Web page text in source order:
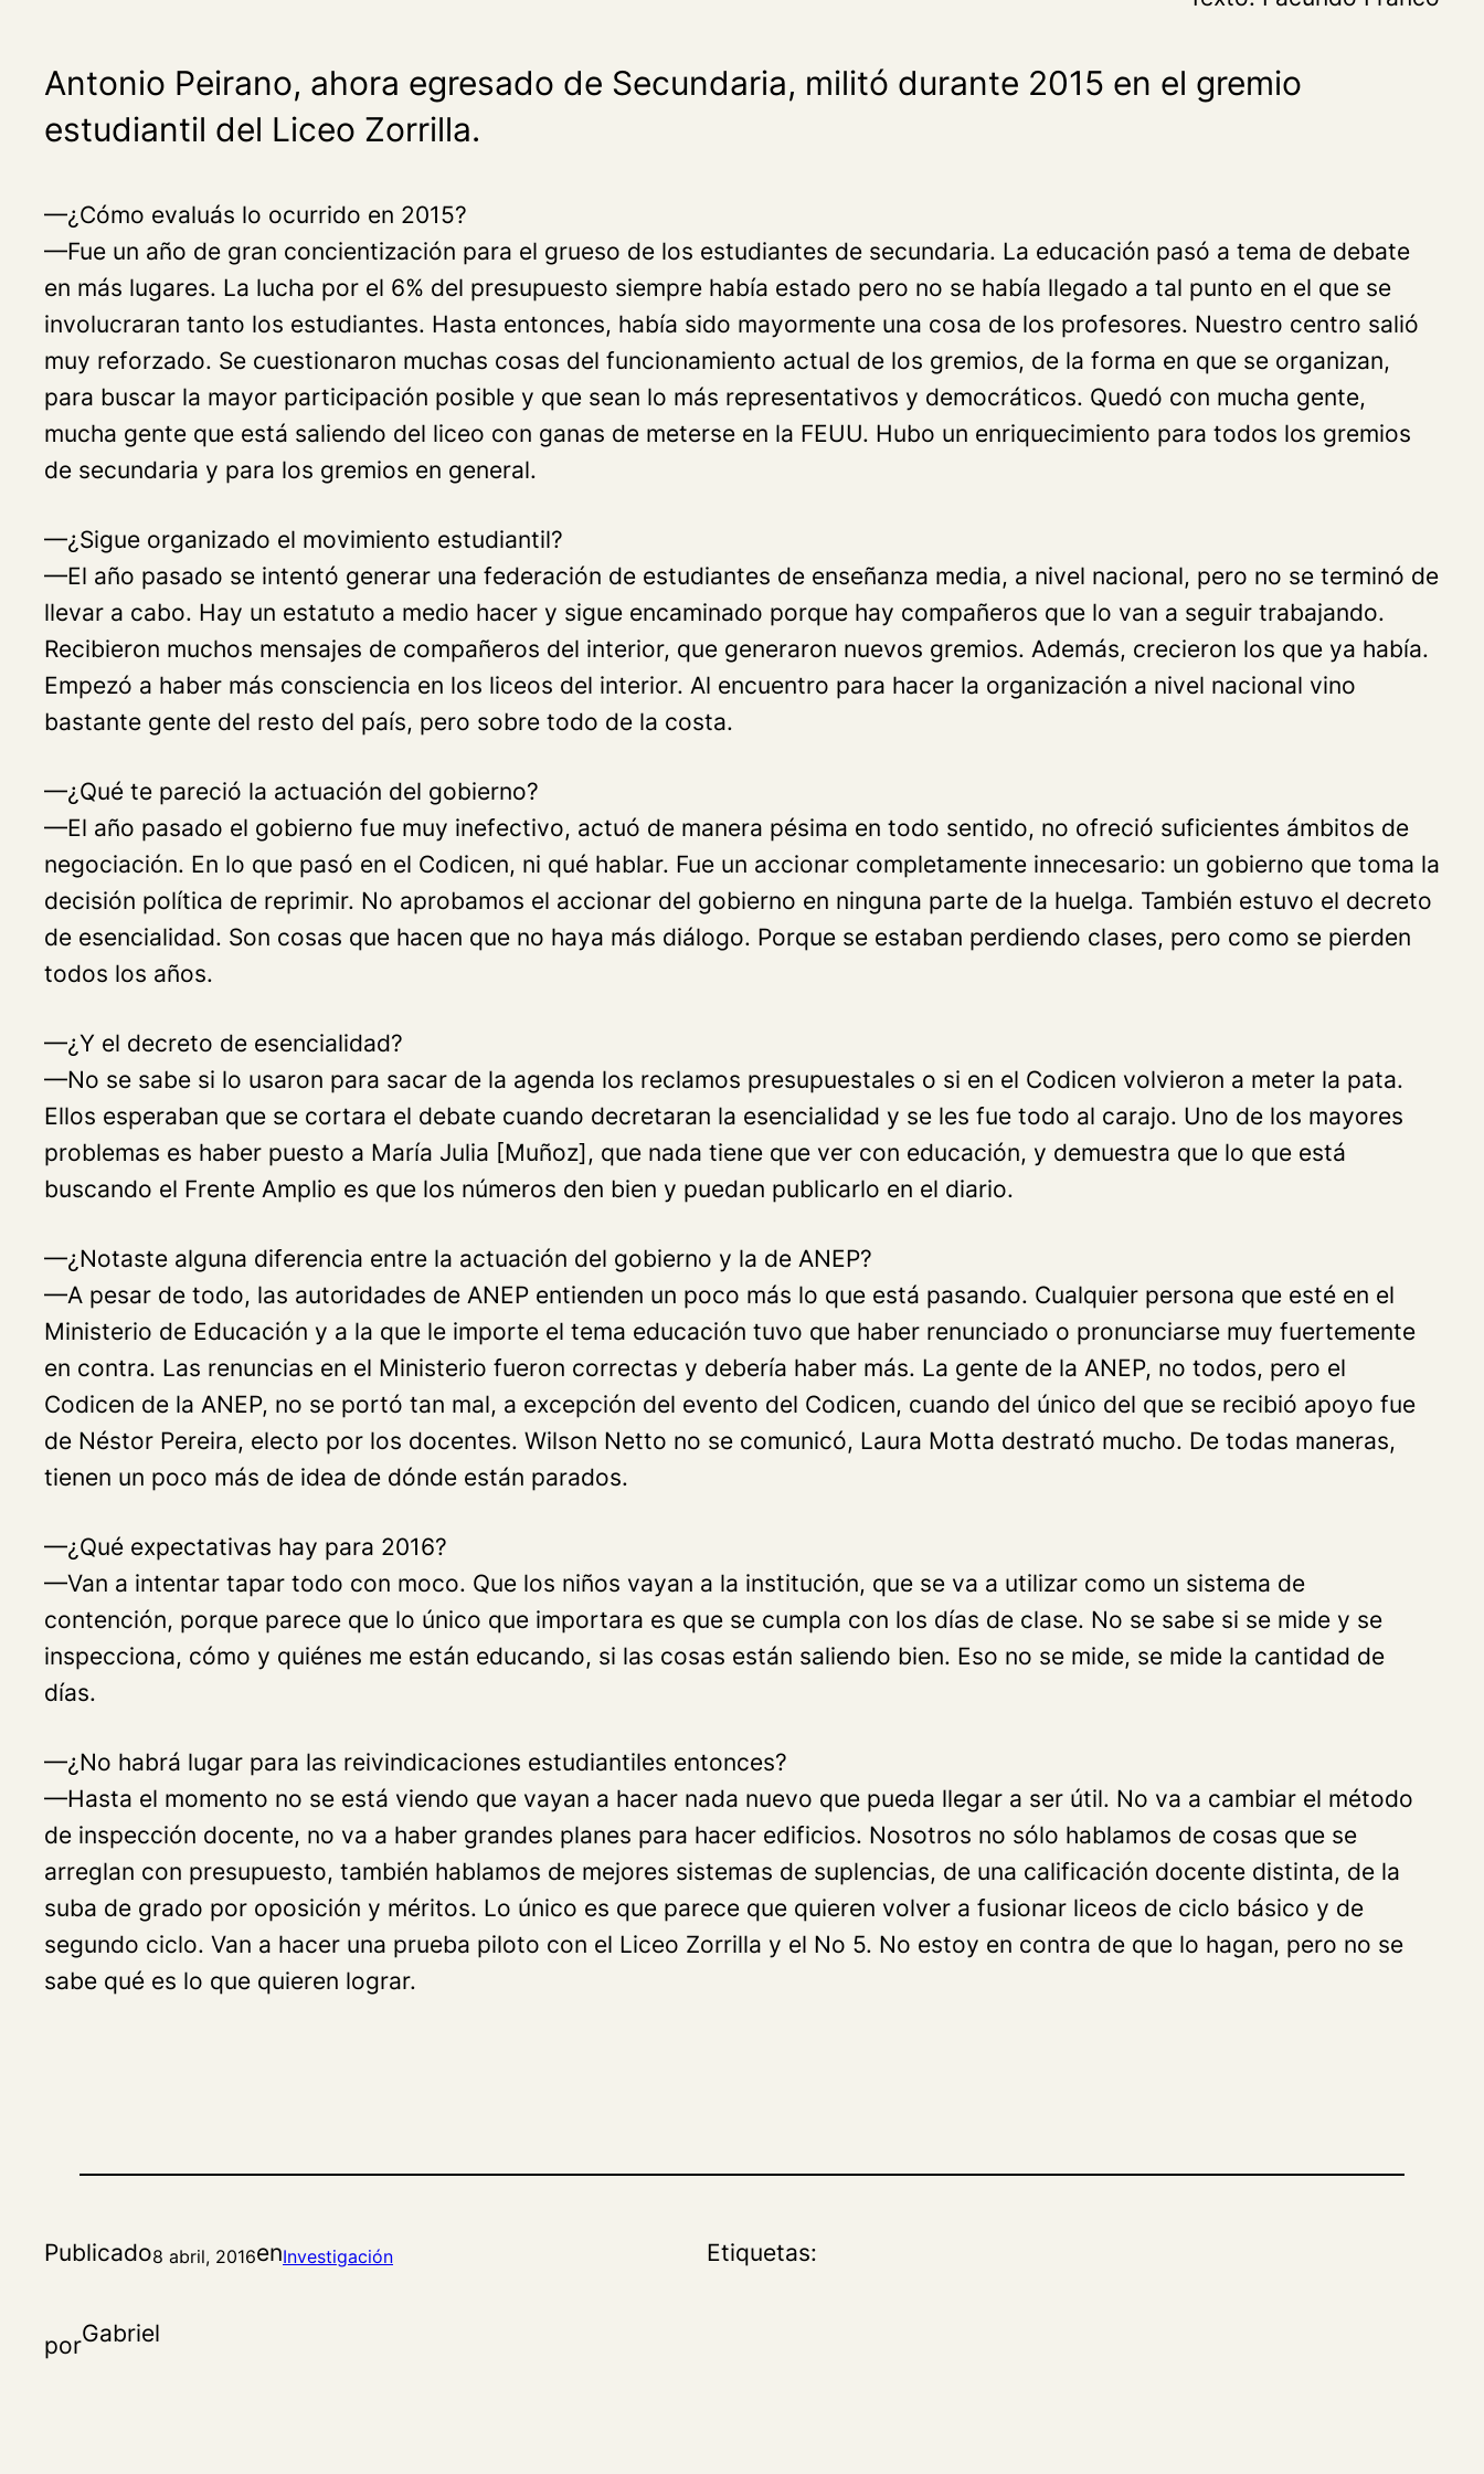
Antonio Peirano, ahora egresado de Secundaria, militó durante 2015 en el gremio
estudiantil del Liceo Zorrilla.
—¿Cómo evaluás lo ocurrido en 2015?
—Fue un año de gran concientización para el grueso de los estudiantes de secundaria. La educación pasó a tema de debate
en más lugares. La lucha por el 6% del presupuesto siempre había estado pero no se había llegado a tal punto en el que se
involucraran tanto los estudiantes. Hasta entonces, había sido mayormente una cosa de los profesores. Nuestro centro salió
muy reforzado. Se cuestionaron muchas cosas del funcionamiento actual de los gremios, de la forma en que se organizan,
para buscar la mayor participación posible y que sean lo más representativos y democráticos. Quedó con mucha gente,
mucha gente que está saliendo del liceo con ganas de meterse en la FEUU. Hubo un enriquecimiento para todos los gremios
de secundaria y para los gremios en general.
—¿Sigue organizado el movimiento estudiantil?
—El año pasado se intentó generar una federación de estudiantes de enseñanza media, a nivel nacional, pero no se terminó de
llevar a cabo. Hay un estatuto a medio hacer y sigue encaminado porque hay compañeros que lo van a seguir trabajando.
Recibieron muchos mensajes de compañeros del interior, que generaron nuevos gremios. Además, crecieron los que ya había.
Empezó a haber más consciencia en los liceos del interior. Al encuentro para hacer la organización a nivel nacional vino
bastante gente del resto del país, pero sobre todo de la costa.
—¿Qué te pareció la actuación del gobierno?
—El año pasado el gobierno fue muy inefectivo, actuó de manera pésima en todo sentido, no ofreció suficientes ámbitos de
negociación. En lo que pasó en el Codicen, ni qué hablar. Fue un accionar completamente innecesario: un gobierno que toma la
decisión política de reprimir. No aprobamos el accionar del gobierno en ninguna parte de la huelga. También estuvo el decreto
de esencialidad. Son cosas que hacen que no haya más diálogo. Porque se estaban perdiendo clases, pero como se pierden
todos los años.
—¿Y el decreto de esencialidad?
—No se sabe si lo usaron para sacar de la agenda los reclamos presupuestales o si en el Codicen volvieron a meter la pata.
Ellos esperaban que se cortara el debate cuando decretaran la esencialidad y se les fue todo al carajo. Uno de los mayores
problemas es haber puesto a María Julia [Muñoz], que nada tiene que ver con educación, y demuestra que lo que está
buscando el Frente Amplio es que los números den bien y puedan publicarlo en el diario.
—¿Notaste alguna diferencia entre la actuación del gobierno y la de ANEP?
—A pesar de todo, las autoridades de ANEP entienden un poco más lo que está pasando. Cualquier persona que esté en el
Ministerio de Educación y a la que le importe el tema educación tuvo que haber renunciado o pronunciarse muy fuertemente
en contra. Las renuncias en el Ministerio fueron correctas y debería haber más. La gente de la ANEP, no todos, pero el
Codicen de la ANEP, no se portó tan mal, a excepción del evento del Codicen, cuando del único del que se recibió apoyo fue
de Néstor Pereira, electo por los docentes. Wilson Netto no se comunicó, Laura Motta destrató mucho. De todas maneras,
tienen un poco más de idea de dónde están parados.
—¿Qué expectativas hay para 2016?
—Van a intentar tapar todo con moco. Que los niños vayan a la institución, que se va a utilizar como un sistema de
contención, porque parece que lo único que importara es que se cumpla con los días de clase. No se sabe si se mide y se
inspecciona, cómo y quiénes me están educando, si las cosas están saliendo bien. Eso no se mide, se mide la cantidad de
días.
—¿No habrá lugar para las reivindicaciones estudiantiles entonces?
—Hasta el momento no se está viendo que vayan a hacer nada nuevo que pueda llegar a ser útil. No va a cambiar el método
de inspección docente, no va a haber grandes planes para hacer edificios. Nosotros no sólo hablamos de cosas que se
arreglan con presupuesto, también hablamos de mejores sistemas de suplencias, de una calificación docente distinta, de la
suba de grado por oposición y méritos. Lo único es que parece que quieren volver a fusionar liceos de ciclo básico y de
segundo ciclo. Van a hacer una prueba piloto con el Liceo Zorrilla y el No 5. No estoy en contra de que lo hagan, pero no se
sabe qué es lo que quieren lograr.
Publicado8 abril, 2016enInvestigación
porGabriel
Etiquetas: